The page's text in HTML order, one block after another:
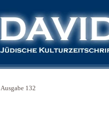
Ausgabe 132